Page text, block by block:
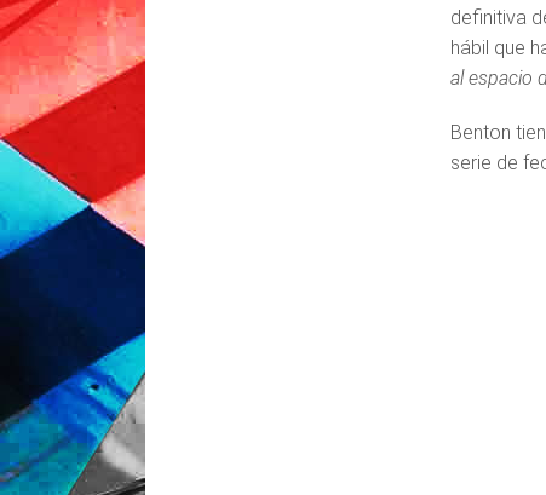
definitiva
hábil que
al espacio
Benton
serie de